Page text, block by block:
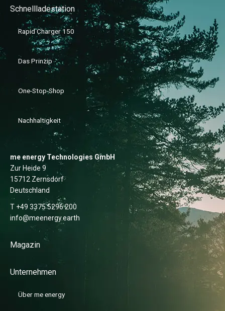
Schnellladestation
Rapid Charger 150
Das Prinzip
One-Stop-Shop
Nachhaltigkeit
me energy Technologies GmbH
Zur Heide 9
15712 Zernsdorf
Deutschland
T +49 3375 5296 200
info@meenergy.earth
Magazin
Unternehmen
Über me energy